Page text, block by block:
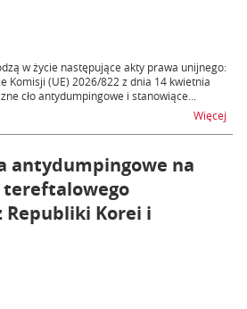
w życie następujące akty prawa unijnego:
Komisji (UE) 2026/822 z dnia 14 kwietnia
cło antydumpingowe i stanowiące...
Więcej
antydumpingowe na
tereftalowego
Republiki Korei i